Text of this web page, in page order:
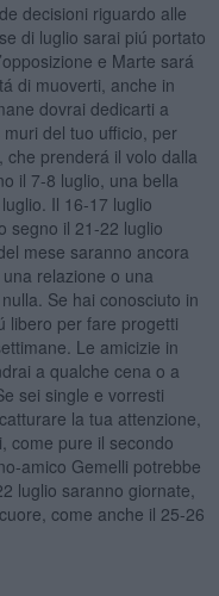
decisioni riguardo alle
di luglio sarai piú portato
e Marte sará
di muoverti, anche in
dovrai dedicarti a
del tuo ufficio, per
prenderá il volo dalla
il 7-8 luglio, una bella
Il 16-17 luglio
segno il 21-22 luglio
mese saranno ancora
relazione o una
Se hai conosciuto in
libero per fare progetti
Le amicizie in
a qualche cena o a
sei single e vorresti
la tua attenzione,
come pure il secondo
amico Gemelli potrebbe
luglio saranno giornate,
come anche il 25-26